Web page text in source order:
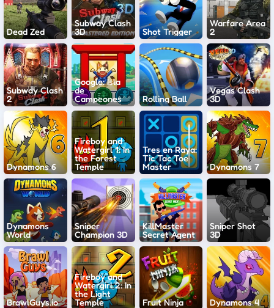
Dead Zed
Subway Clash
3D
Shot Trigger
Warfare Area
2
Subway Clash
2
Google: Isla
de
Campeones
Rolling Ball
Vegas Clash
3D
Dynamons 6
Fireboy and
Watergirl 1: In
the Forest
Temple
Tres en Raya:
Tic Tac Toe
Master
Dynamons 7
Dynamons
World
Sniper
Champion 3D
KillMaster
Secret Agent
Sniper Shot
3D
BrawlGuys.io
Fireboy and
Watergirl 2: In
the Light
Temple
Fruit Ninja Dynamons 4